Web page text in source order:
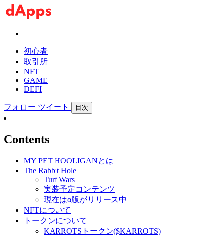
初心者
取引所
NFT
GAME
DEFI
フォロー ツイート 目次
Contents
MY PET HOOLIGANとは
The Rabbit Hole
Turf Wars
実装予定コンテンツ
現在はα版がリリース中
NFTについて
トークンについて
KARROTSトークン($KARROTS)